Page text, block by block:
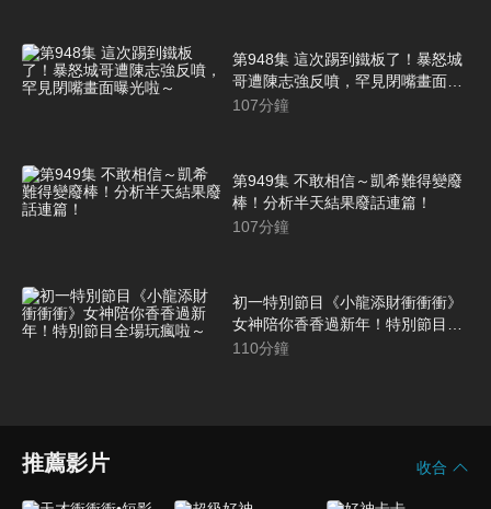
第948集 這次踢到鐵板了！暴怒城
哥遭陳志強反噴，罕見閉嘴畫面曝
光啦～
107分鐘
第949集 不敢相信～凱希難得變廢
棒！分析半天結果廢話連篇！
107分鐘
初一特別節目《小龍添財衝衝衝》
女神陪你香香過新年！特別節目全
場玩瘋啦～
110分鐘
推薦影片 收合